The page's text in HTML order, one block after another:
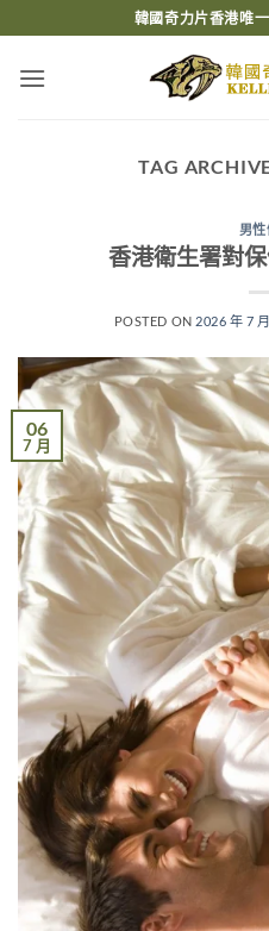
to
content
韓國奇力片香港唯
TAG
男
香港衛生署對
POSTED ON 2026 年 7
06
7 月